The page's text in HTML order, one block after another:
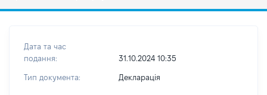
Дата та час
подання:
31.10.2024 10:35
Тип документа: Декларація